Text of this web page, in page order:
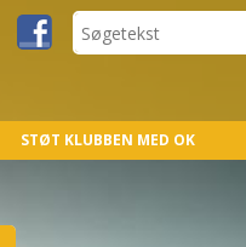
STØT KLUBBEN MED OK